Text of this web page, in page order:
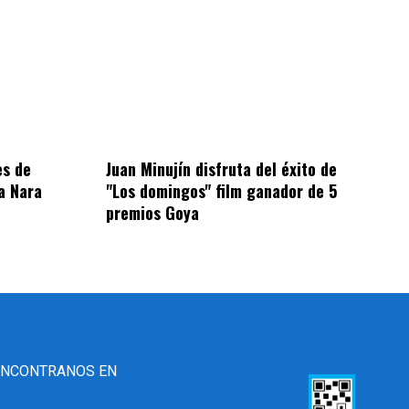
de
Nara
Juan Minujín disfruta del éxito de
"Los domingos" film ganador de 5
premios Goya
EN